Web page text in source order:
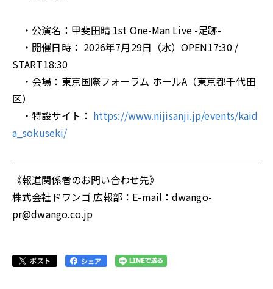
・公演名：甲斐田晴 1st One-Man Live -足跡-
・開催日時： 2026年7月29日（水）OPEN17:30 /
START18:30
・会場：東京国際フォーラム ホールA（東京都千代田
区）
・特設サイト： https://www.nijisanji.jp/events/kaid
a_sokuseki/
《報道関係者のお問い合わせ先》
株式会社ドワンゴ 広報部：E-mail：dwango-
pr@dwango.co.jp